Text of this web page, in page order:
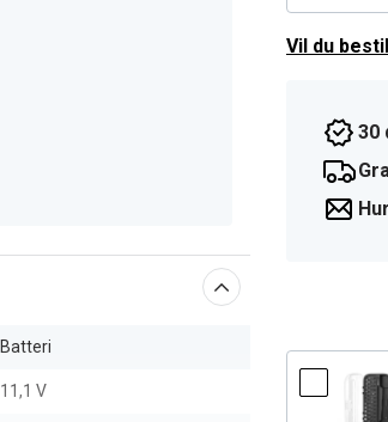
Batteri
11,1 V
Vil du
30